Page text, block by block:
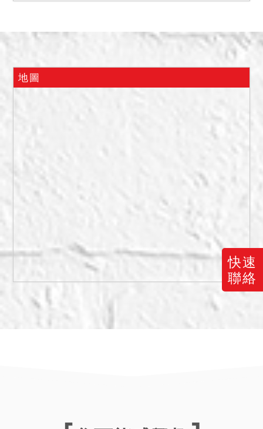
快速
聯絡
時，第三人洪○聖稱6554建
號建物由台灣產健股份有限
活」，租賃期間自109年11
止，後本件於112年3月23日
履勘時，6554建號建物外觀
懸掛養生老麵饅頭店，惟屋
月11日假扣押保全程序至現
場測量時，地政人員表示
6554建號為兩戶打通，有至
地政辦理建物合併，故只有
一個建號，經檢視有增改建
情形。另據第三人王○勝民國
114年4月21日陳報到院稱，
其於105年4月10日向李景美
承租6554建號建物，租賃期
間自105年4月10日至120年
日至115年8月31日止，租金
地圖